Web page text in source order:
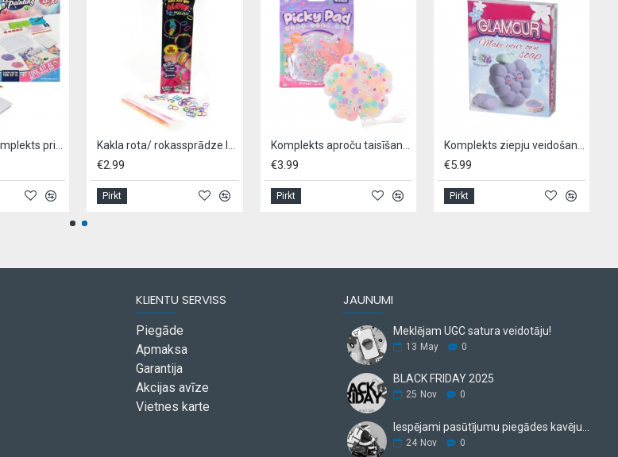
Instrumentu komplekts priekš dimantu mozaīkas Kakla rota/ rokassprādze luminiscējoša, 2 krāsas
€2.99
Pirkt
Komplekts aproču taisīšanai PICKY PAD
€3.99
Pirkt
Komplekts ziepju veidošanai GLAMOUR
€5.99
Pirkt
KLIENTU SERVISS
Piegāde
Apmaksa
Garantija
Akcijas avīze
Vietnes karte
JAUNUMI
Meklējam UGC satura veidotāju!
13 May 0
BLACK FRIDAY 2025
25 Nov 0
24 Nov 0